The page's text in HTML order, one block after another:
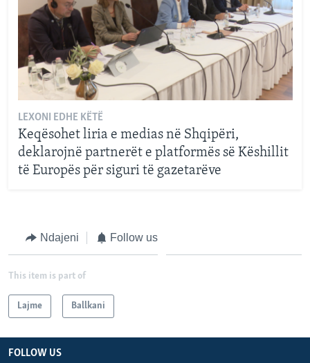
LEXONI EDHE KËTË
Keqësohet liria e medias në Shqipëri,
deklarojnë partnerët e platformës së Këshillit
të Europës për siguri të gazetarëve
Ndajeni Follow us
This item is part of
Lajme Ballkani
FOLLOW US